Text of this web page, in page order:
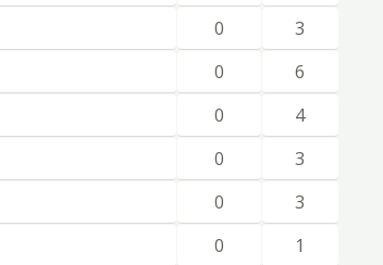
0
3
0
6
0
4
0
3
0
3
0
1